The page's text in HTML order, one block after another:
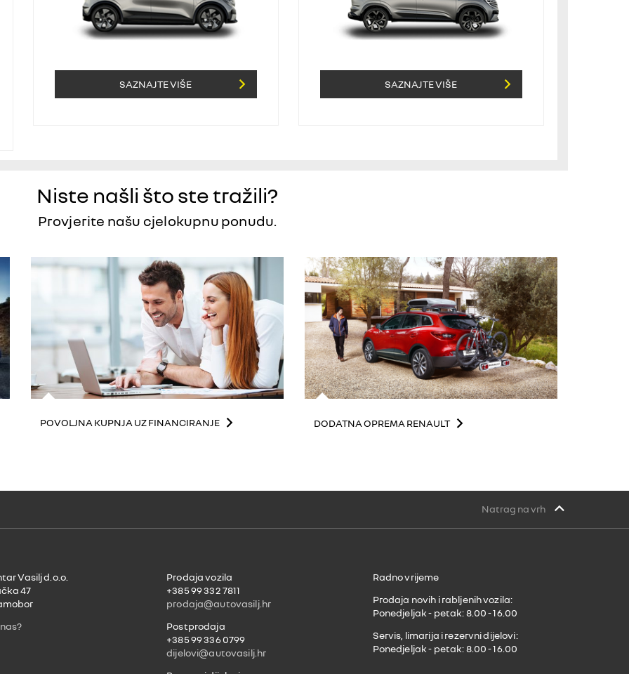
SAZNAJTE VIŠE SAZNAJTE VIŠE
Niste našli što ste tražili?
Provjerite našu cjelokupnu ponudu.
POVOLJNA KUPNJA UZ FINANCIRANJE DODATNA OPREMA RENAULT
Natrag na vrh
Vasilj d.o.o.
47
Prodaja vozila
+385 99 332 7811
prodaja@autovasilj.hr
Postprodaja
+385 99 336 0799
dijelovi@autovasilj.hr
Radno vrijeme
Prodaja novih i rabljenih vozila:
Ponedjeljak - petak: 8.00 - 16.00
Servis, limarija i rezervni dijelovi:
Ponedjeljak - petak: 8.00 - 16.00